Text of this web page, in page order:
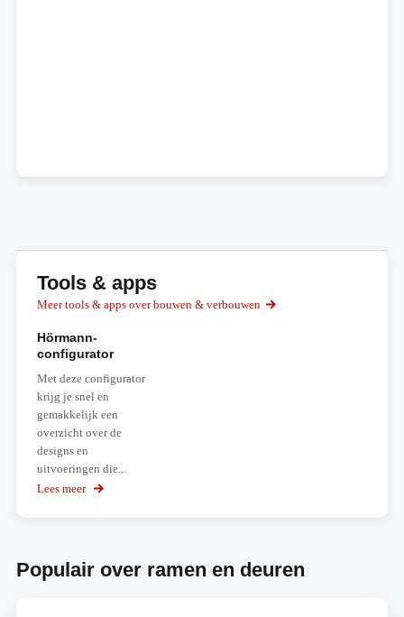
Tools & apps
Meer tools & apps over bouwen & verbouwen
Hörmann-
configurator
Met deze configurator
krijg je snel en
gemakkelijk een
overzicht over de
designs en
uitvoeringen die...
Lees meer over
Populair over ramen en deuren